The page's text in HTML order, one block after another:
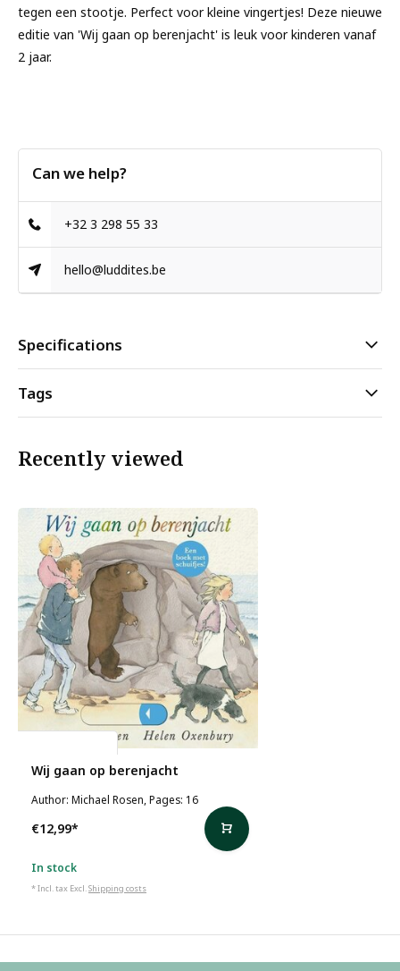
tegen een stootje. Perfect voor kleine vingertjes! Deze nieuwe
editie van 'Wij gaan op berenjacht' is leuk voor kinderen vanaf
2 jaar.
Can we help?
+32 3 298 55 33
hello@luddites.be
Specifications
Tags
Recently viewed
Wij gaan op berenjacht
Author: Michael Rosen, Pages: 16
€12,99*
In stock
* Incl. tax Excl.Shipping costs